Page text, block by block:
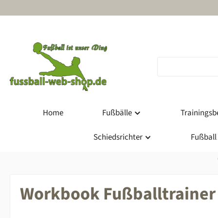
Home Fußbälle
Schiedsrichter
Workbook